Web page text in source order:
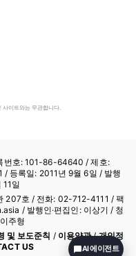
사이트와는 무관합니다.
번호: 101-86-64640 / 제호:
등록일: 2011년 9월 6일 / 발행
11일
207호 / 전화: 02-712-4111 / 팩
/ 발행인·편집인: 이상기 / 청
주형
및 보도준칙 / 이용약관/개인정
US AI 에이전트